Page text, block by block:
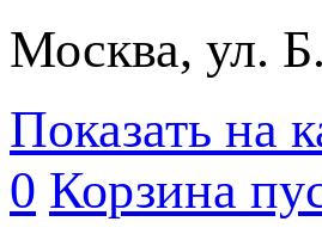
Москва, ул.
Показать на
0 Корзина